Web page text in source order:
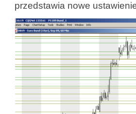
przedstawia nowe